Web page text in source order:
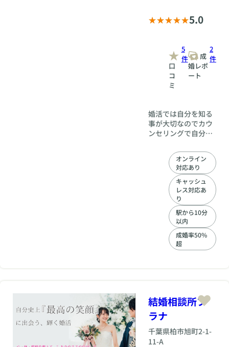
5.0
口
コ
ミ
5
件
成
婚レポ
ート
2
件
婚活では自分を知る
事が大切なのでカウ
ンセリングで自分自
す。自分を知らずに
婚活を続けると闇雲
な婚活となってしま
いますが意外と皆さ
ん知らずに婚活を開
始して難航していま
す。自分がどんな人
が向いているのか、
どんな人を求めてい
るのかがわからなか
ったり思い込んでし
される方は初動が大
事！是非うちで活動
をスタートしません
か？
オンライン
対応あり
キャッシュ
レス対応あ
り
駅から10分
以内
成婚率50%
超
結婚相談所プ
ラナ
千葉県柏市旭町2-1-
11-A